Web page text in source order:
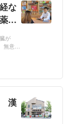
な
が
意識
漢